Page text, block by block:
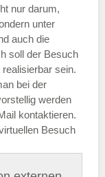
nur darum,
unter
auch die
soll der Besuch
sein.
bei der
werden
kontaktieren.
Besuch